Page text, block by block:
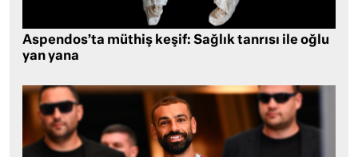
Aspendos’ta müthiş keşif: Sağlık tanrısı ile oğlu
yan yana